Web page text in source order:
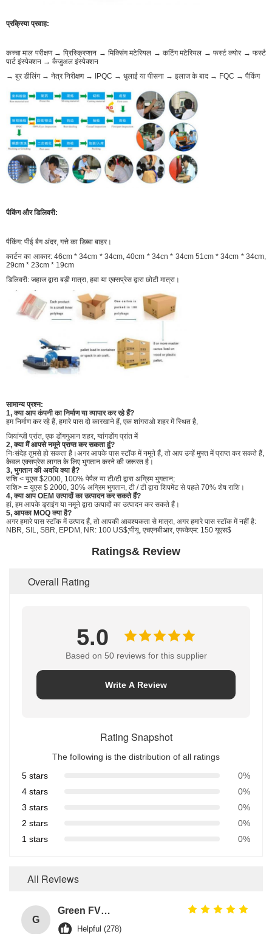
प्रक्रिया प्रवाह:
कच्चा माल परीक्षण → प्रिस्क्रिप्शन → मिक्सिंग मटेरियल → कटिंग मटेरियल → फर्स्ट क्योर → फर्स्ट
पार्ट इंस्पेक्शन → कैजुअल इंस्पेक्शन
→ बुर डीलिंग → नेत्र निरीक्षण → IPQC → धुलाई या पीसना → इलाज के बाद → FQC → पैकिंग
पैकिंग और डिलिवरी:
पैकिंग: पीई बैग अंदर, गत्ते का डिब्बा बाहर।
कार्टन का आकार: 46cm * 34cm * 34cm, 40cm * 34cn * 34cm 51cm * 34cm * 34cm,
29cm * 23cm * 19cm
डिलिवरी: जहाज द्वारा बड़ी मात्रा, हवा या एक्सप्रेस द्वारा छोटी मात्रा।
सामान्य प्रश्न:
1, क्या आप कंपनी का निर्माण या व्यापार कर रहे हैं?
हम निर्माण कर रहे हैं, हमारे पास दो कारखाने हैं, एक शांगराओ शहर में स्थित है,
जियांग्ज़ी प्रांत, एक डोंगगुआन शहर, ग्वांगडोंग प्रांत में
2, क्या मैं आपसे नमूने प्राप्त कर सकता हूं?
निःसंदेह तुमसे हो सकता है।अगर आपके पास स्टॉक में नमूने हैं, तो आप उन्हें मुफ्त में प्राप्त कर सकते हैं,
केवल एक्सप्रेस लागत के लिए भुगतान करने की जरूरत है।
3, भुगतान की अवधि क्या है?
राशि < यूएस $2000, 100% पेपैल या टी/टी द्वारा अग्रिम भुगतान;
राशि> = यूएस $ 2000, 30% अग्रिम भुगतान, टी / टी द्वारा शिपमेंट से पहले 70% शेष राशि।
4, क्या आप OEM उत्पादों का उत्पादन कर सकते हैं?
हां, हम आपके ड्राइंग या नमूने द्वारा उत्पादों का उत्पादन कर सकते हैं।
5, आपका MOQ क्या है?
अगर हमारे पास स्टॉक में उत्पाद हैं, तो आपकी आवश्यकता से मात्रा, अगर हमारे पास स्टॉक में नहीं है:
NBR, SIL, SBR, EPDM, NR: 100 US$;पीयू, एचएनबीआर, एफकेएम: 150 यूएस$
Ratings& Review
Overall Rating
5.0
Based on 50 reviews for this supplier
Write A Review
Rating Snapshot
The following is the distribution of all ratings
5 stars
0%
4 stars
0%
3 stars
0%
2 stars
0%
1 stars
0%
All Reviews
G
Green FVMQ Fluorosilicone Heat Resistant O Ring Manufacturer For Refining Oil Equipment
Helpful (278)